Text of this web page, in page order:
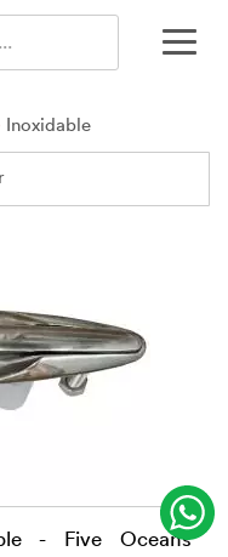
Inoxidable
- Five Oceans